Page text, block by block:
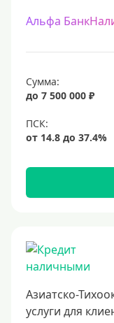
Альфа
Сумма:
до 7 500 000 ₽
Азиатско-
услуги для